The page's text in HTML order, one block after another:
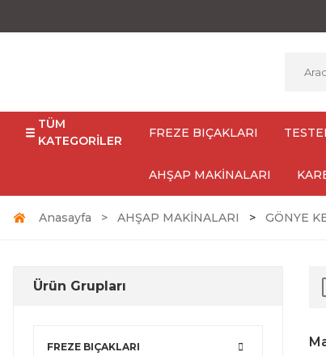
TÜM
KATEGORİLER
FREZE BIÇAKLARI
AHŞAP MAKİNALARI
Anasayfa AHŞAP MAKİNALARI GÖNYE
Ürün Grupları
FREZE BIÇAKLARI